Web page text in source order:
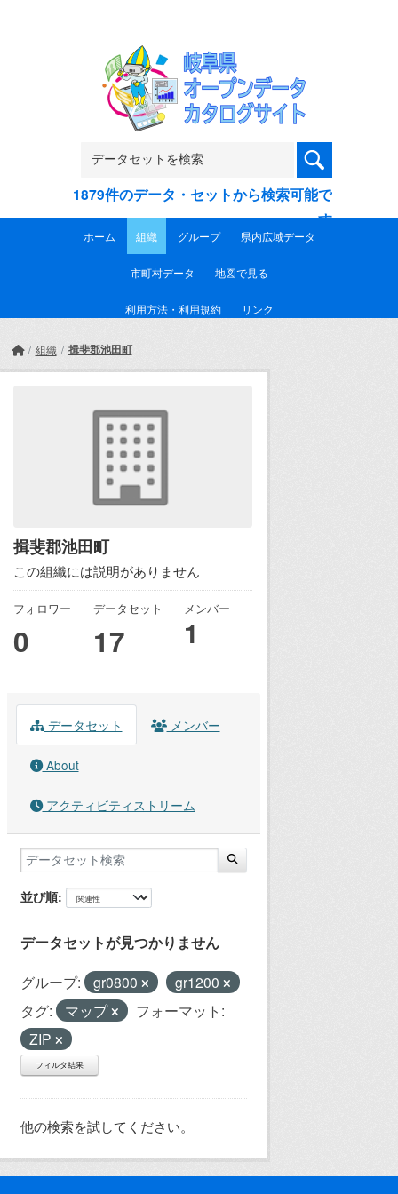
1879件のデータ・セットから検索可能で
す
ホーム 組織 グループ 県内広域データ
市町村データ 地図で見る
利用方法・利用規約 リンク
組織 揖斐郡池田町
揖斐郡池田町
この組織には説明がありません
フォロワー
0
データセット
17
メンバー
1
データセット メンバー
About
アクティビティストリーム
並び順
データセットが見つかりません
グループ: gr0800
gr1200
タグ:
マップ
フォーマット:
ZIP
フィルタ結果
他の検索を試してください。